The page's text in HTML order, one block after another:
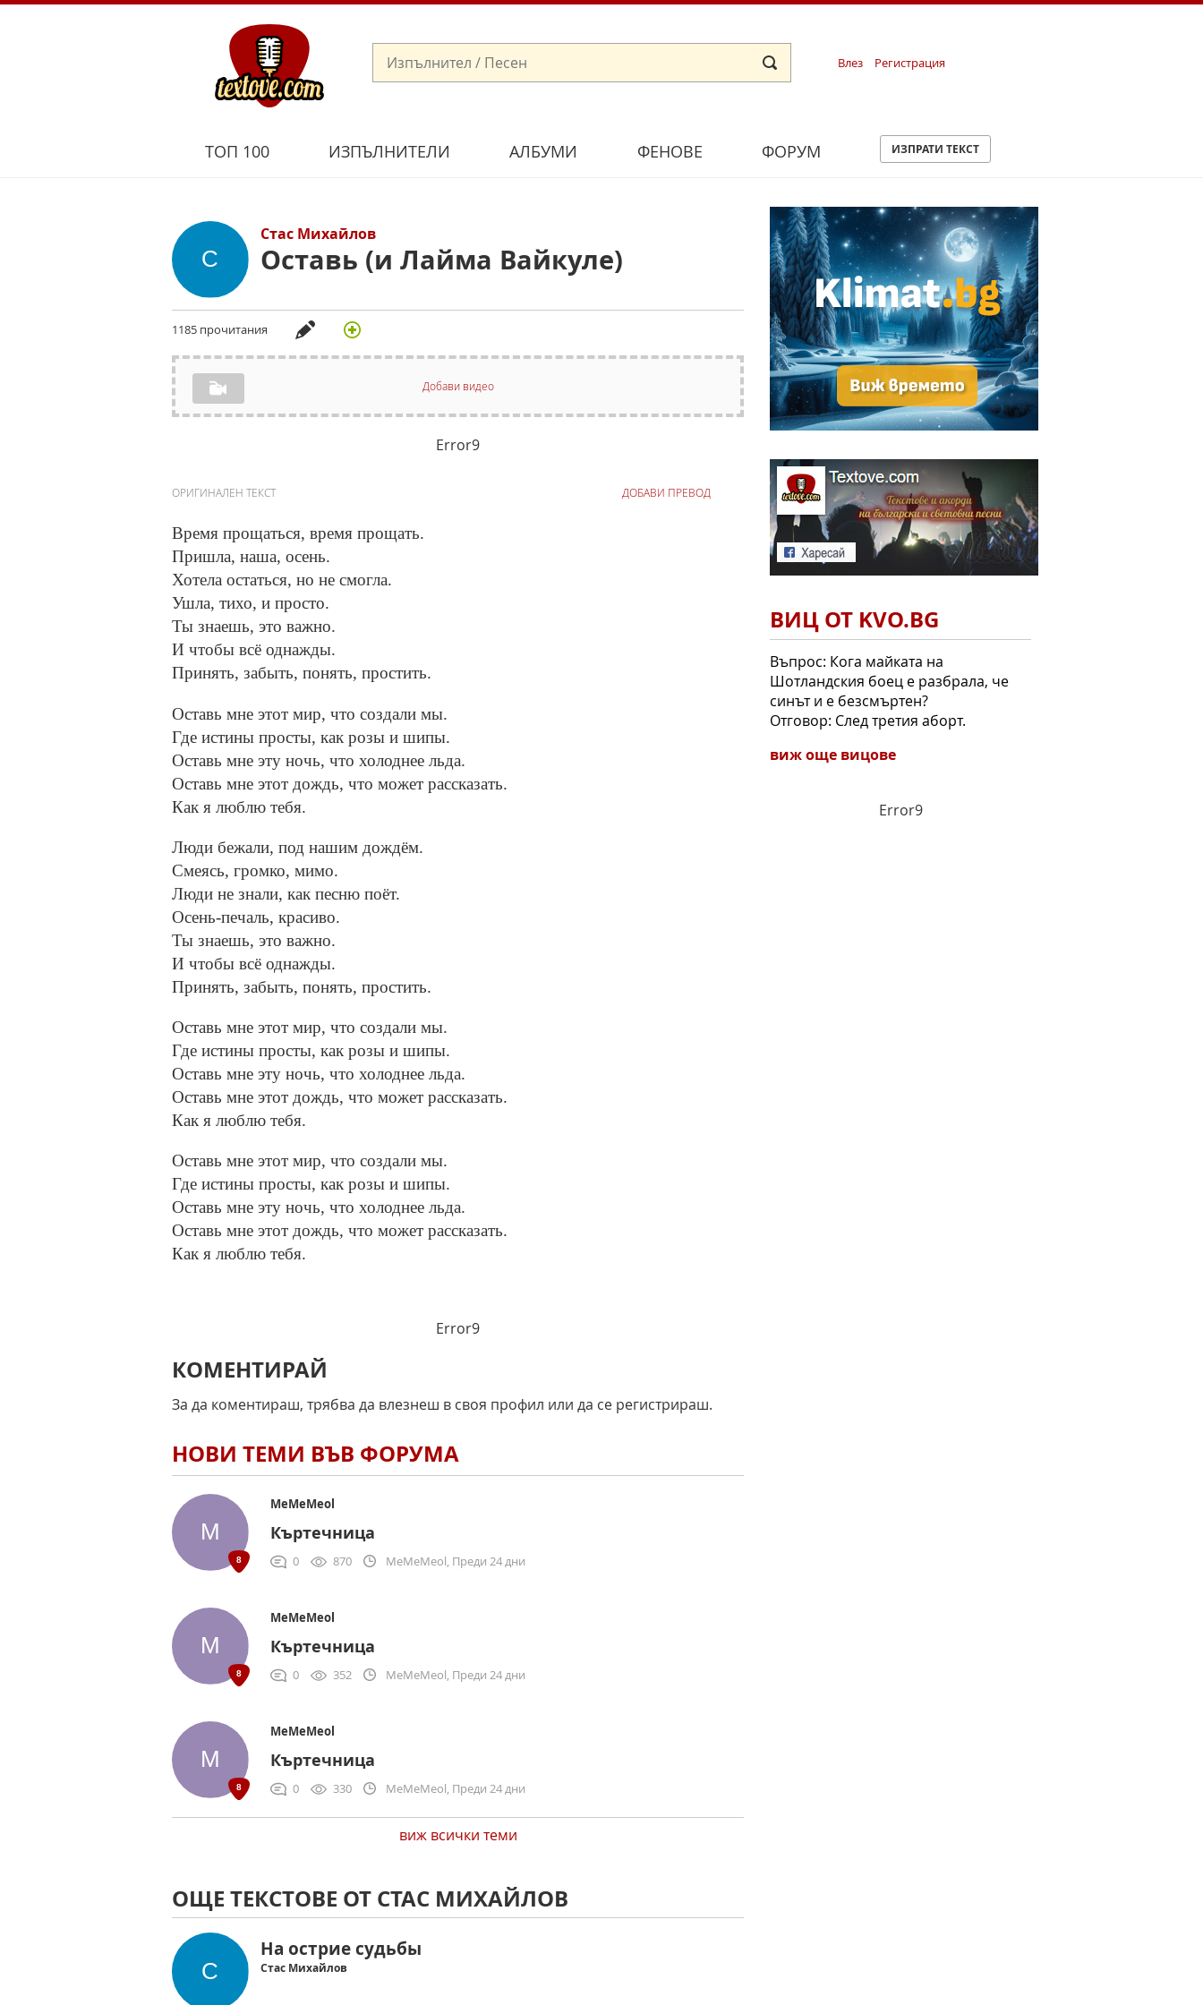
Влез Регистрация
ТОП 100 ИЗПЪЛНИТЕЛИ АЛБУМИ ФЕНОВЕ ФОРУМ ИЗПРАТИ ТЕКСТ
Стас Михайлов
Оставь (и Лайма Вайкуле)
1185 прочитания
Добави видео
Error9
ОРИГИНАЛЕН ТЕКСТ
Время прощаться, время прощать.
Пришла, наша, осень.
Хотела остаться, но не смогла.
Ушла, тихо, и просто.
Ты знаешь, это важно.
И чтобы всё однажды.
Принять, забыть, понять, простить.
Оставь мне этот мир, что создали мы.
Где истины просты, как розы и шипы.
Оставь мне эту ночь, что холоднее льда.
Оставь мне этот дождь, что может рассказать.
Как я люблю тебя.
Люди бежали, под нашим дождём.
Смеясь, громко, мимо.
Люди не знали, как песню поёт.
Осень-печаль, красиво.
Ты знаешь, это важно.
И чтобы всё однажды.
Принять, забыть, понять, простить.
Оставь мне этот мир, что создали мы.
Где истины просты, как розы и шипы.
Оставь мне эту ночь, что холоднее льда.
Оставь мне этот дождь, что может рассказать.
Как я люблю тебя.
Оставь мне этот мир, что создали мы.
Где истины просты, как розы и шипы.
Оставь мне эту ночь, что холоднее льда.
Оставь мне этот дождь, что может рассказать.
Как я люблю тебя.
ДОБАВИ ПРЕВОД
Error9
КОМЕНТИРАЙ
За да коментираш, трябва да влезнеш в своя профил или да се регистрираш.
НОВИ ТЕМИ ВЪВ ФОРУМА
MeMeMeol
Къртечница
0 870 MeMeMeol, Преди 24 дни
MeMeMeol
Къртечница
0 352 MeMeMeol, Преди 24 дни
MeMeMeol
Къртечница
0 330 MeMeMeol, Преди 24 дни
виж всички теми
ОЩЕ ТЕКСТОВЕ ОТ СТАС МИХАЙЛОВ
На острие судьбы
Стас Михайлов
ВИЦ ОТ KVO.BG
Въпрос: Кога майката на
Шотландския боец е разбрала, че
синът и е безсмъртен?
Отговор: След третия аборт.
виж още вицове
Error9